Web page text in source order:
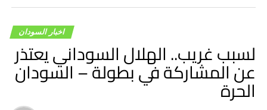
اخبار السودان
لسبب غريب.. الهلال السوداني يعتذر
عن المشاركة في بطولة – السودان
الحرة